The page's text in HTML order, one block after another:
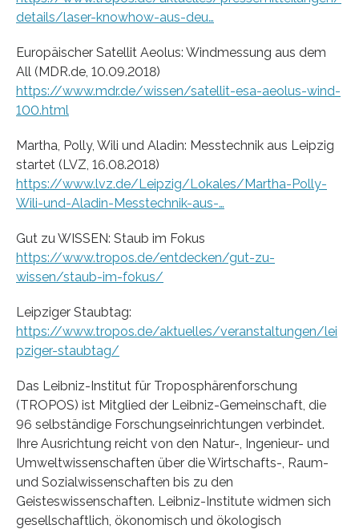
details/laser-knowhow-aus-deu…
Europäischer Satellit Aeolus: Windmessung aus dem
All (MDR.de, 10.09.2018)
https://www.mdr.de/wissen/satellit-esa-aeolus-wind-
100.html
Martha, Polly, Wili und Aladin: Messtechnik aus Leipzig
startet (LVZ, 16.08.2018)
https://www.lvz.de/Leipzig/Lokales/Martha-Polly-
Wili-und-Aladin-Messtechnik-aus-…
Gut zu WISSEN: Staub im Fokus
https://www.tropos.de/entdecken/gut-zu-
wissen/staub-im-fokus/
Leipziger Staubtag:
https://www.tropos.de/aktuelles/veranstaltungen/lei
pziger-staubtag/
Das Leibniz-Institut für Troposphärenforschung
(TROPOS) ist Mitglied der Leibniz-Gemeinschaft, die
96 selbständige Forschungseinrichtungen verbindet.
Ihre Ausrichtung reicht von den Natur-, Ingenieur- und
Umweltwissenschaften über die Wirtschafts-, Raum-
und Sozialwissenschaften bis zu den
Geisteswissenschaften. Leibniz-Institute widmen sich
gesellschaftlich, ökonomisch und ökologisch